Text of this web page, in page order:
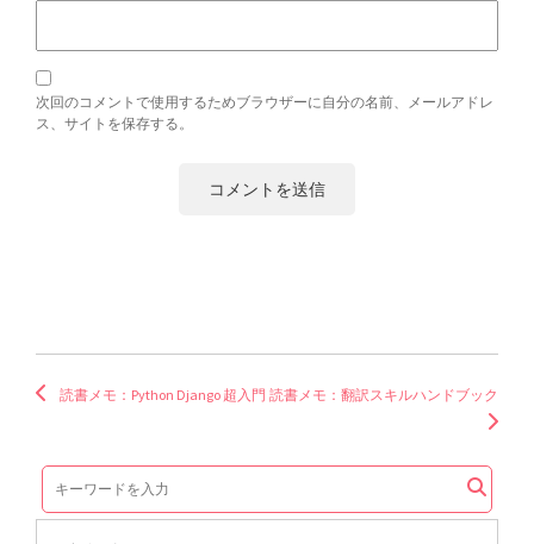
次回のコメントで使用するためブラウザーに自分の名前、メールアドレ
ス、サイトを保存する。
読書メモ：Python Django 超入門 読書メモ：翻訳スキルハンドブック